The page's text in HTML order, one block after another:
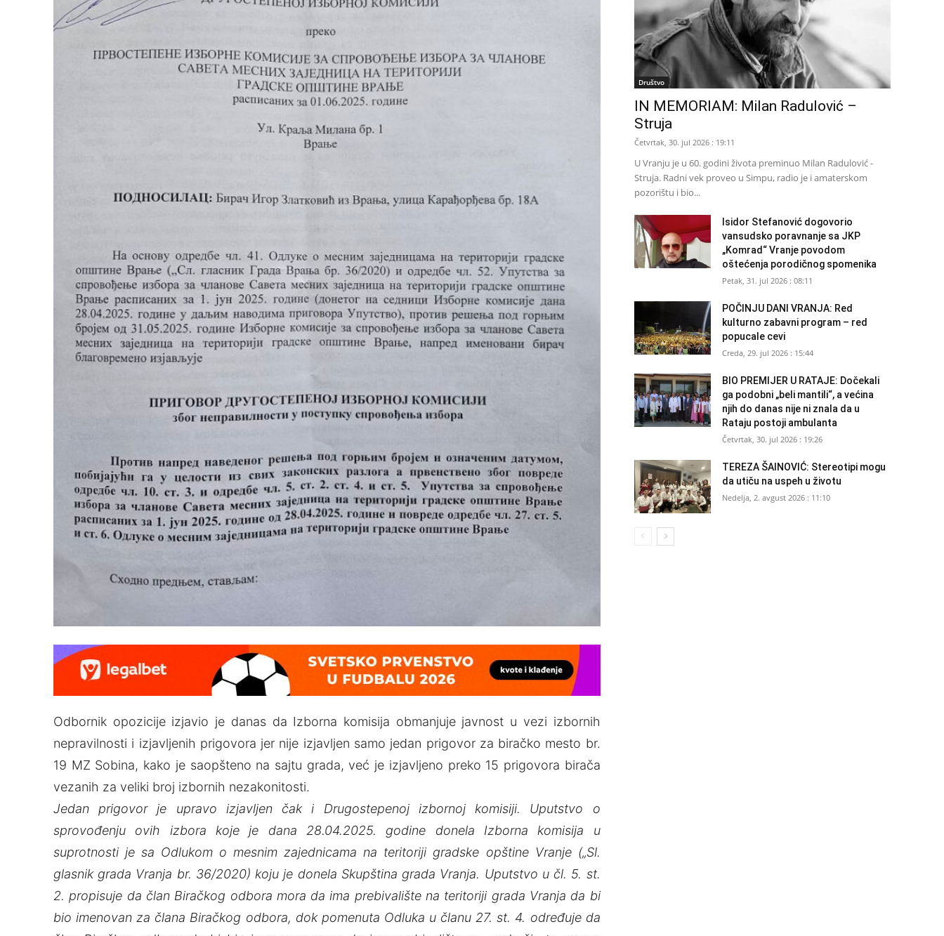
Odbornik opozicije izjavio je danas da Izborna komisija obmanjuje javnost u vezi izbornih
nepravilnosti i izjavljenih prigovora jer nije izjavljen samo jedan prigovor za biračko mesto br.
19 MZ Sobina, kako je saopšteno na sajtu grada, već je izjavljeno preko 15 prigovora birača
vezanih za veliki broj izbornih nezakonitosti.
Jedan prigovor je upravo izjavljen čak i Drugostepenoj izbornoj komisiji. Uputstvo o
sprovođenju ovih izbora koje je dana 28.04.2025. godine donela Izborna komisija u
suprotnosti je sa Odlukom o mesnim zajednicama na teritoriji gradske opštine Vranje („Sl.
glasnik grada Vranja br. 36/2020) koju je donela Skupština grada Vranja. Uputstvo u čl. 5. st.
2. propisuje da član Biračkog odbora mora da ima prebivalište na teritoriji grada Vranja da bi
bio imenovan za člana Biračkog odbora, dok pomenuta Odluka u članu 27. st. 4. određuje da
Društvo
IN MEMORIAM: Milan Radulović –
Struja
Četvrtak, 30. jul 2026 : 19:11
U Vranju je u 60. godini života preminuo Milan Radulović -
Struja. Radni vek proveo u Simpu, radio je i amaterskom
pozorištu i bio...
Isidor Stefanović dogovorio
vansudsko poravnanje sa JKP
„Komrad“ Vranje povodom
oštećenja porodičnog spomenika
Petak, 31. jul 2026 : 08:11
POČINJU DANI VRANJA: Red
kulturno zabavni program – red
popucale cevi
Creda, 29. jul 2026 : 15:44
BIO PREMIJER U RATAJE: Dočekali
ga podobni „beli mantili“, a većina
njih do danas nije ni znala da u
Rataju postoji ambulanta
Četvrtak, 30. jul 2026 : 19:26
TEREZA ŠAINOVIĆ: Stereotipi mogu
da utiču na uspeh u životu
Nedelja, 2. avgust 2026 : 11:10